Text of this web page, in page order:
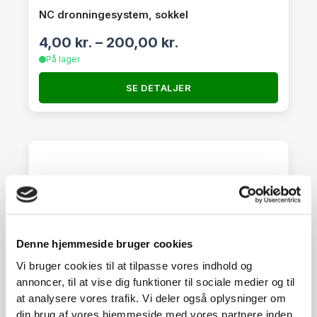
Denne hjemmeside bruger cookies
Vi bruger cookies til at tilpasse vores indhold og
annoncer, til at vise dig funktioner til sociale medier og til
at analysere vores trafik. Vi deler også oplysninger om
NC dronningesystem, sokkel
4,00 kr. – 200,00 kr.
På lager
SE DETALJER